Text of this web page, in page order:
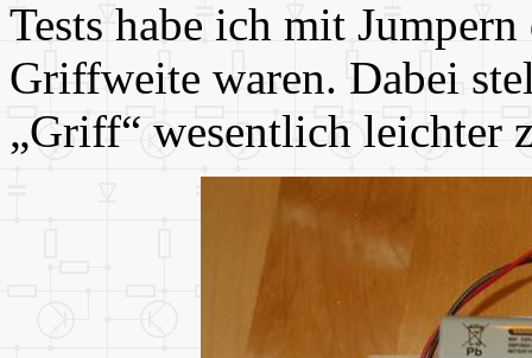
Tests habe ich mit
Griffweite waren. Dabei
„Griff“ wesentlich leichter